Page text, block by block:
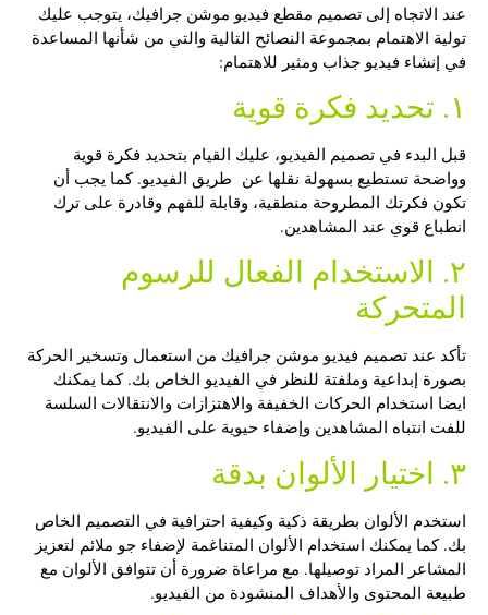
عند الاتجاه إلى تصميم مقطع فيديو موشن جرافيك، يتوجب عليك
تولية الاهتمام بمجموعة النصائح التالية والتي من شأنها المساعدة
في إنشاء فيديو جذاب ومثير للاهتمام:
١. تحديد فكرة قوية
قبل البدء في تصميم الفيديو، عليك القيام بتحديد فكرة قوية
وواضحة تستطيع بسهولة نقلها عن طريق الفيديو. كما يجب أن
تكون فكرتك المطروحة منطقية، وقابلة للفهم وقادرة على ترك
انطباع قوي عند المشاهدين.
٢. الاستخدام الفعال للرسوم
المتحركة
تأكد عند تصميم فيديو موشن جرافيك من استعمال وتسخير الحركة
بصورة إبداعية وملفتة للنظر في الفيديو الخاص بك. كما يمكنك
ايضا استخدام الحركات الخفيفة والاهتزازات والانتقالات السلسة
للفت انتباه المشاهدين وإضفاء حيوية على الفيديو.
٣. اختيار الألوان بدقة
استخدم الألوان بطريقة ذكية وكيفية احترافية في التصميم الخاص
بك. كما يمكنك استخدام الألوان المتناغمة لإضفاء جو ملائم لتعزيز
المشاعر المراد توصيلها. مع مراعاة ضرورة أن تتوافق الألوان مع
طبيعة المحتوى والأهداف المنشودة من الفيديو.